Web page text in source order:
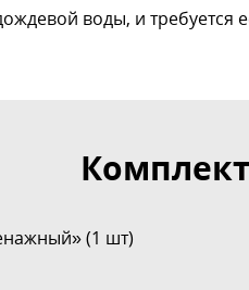
воды, и требуется
(1 шт)